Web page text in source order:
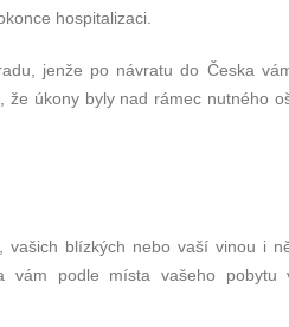
hospitalizaci.
jenže po návratu do Česka
úkony byly nad rámec nutného
blízkých nebo vaší vinou i
podle místa vašeho pobytu